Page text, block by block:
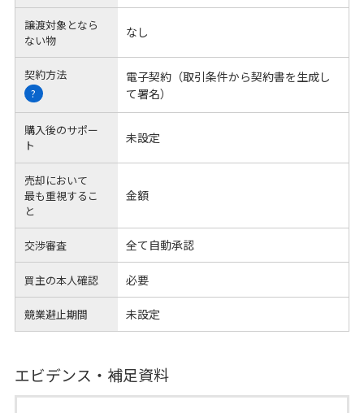
譲渡対象となら
ない物
なし
契約方法
?
電子契約（取引条件から契約書を生成し
て署名）
購入後のサポー
ト
未設定
売却において
最も重視するこ
と
金額
交渉審査 全て自動承認
買主の本人確認 必要
競業避止期間 未設定
エビデンス・補足資料